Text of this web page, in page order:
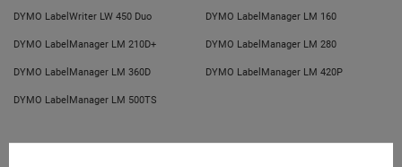
DYMO LabelWriter LW 450 Duo DYMO LabelManager LM 160
DYMO LabelManager LM 210D+ DYMO LabelManager LM 280
DYMO LabelManager LM 360D DYMO LabelManager LM 420P
DYMO LabelManager LM 500TS